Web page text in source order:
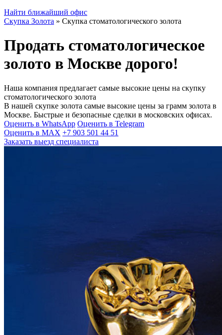
Найти ближайший офис
Скупка Золота » Скупка стоматологического золота
Продать стоматологическое
золото в Москве дорого!
Наша компания предлагает самые высокие цены на скупку
стоматологического золота
В нашей скупке золота самые высокие цены за грамм золота в
Москве. Быстрые и безопасные сделки в московских офисах.
Оценить в WhatsApp Оценить в Telegram
Оценить в MAX +7 903 501 44 51
Заказать выезд специалиста